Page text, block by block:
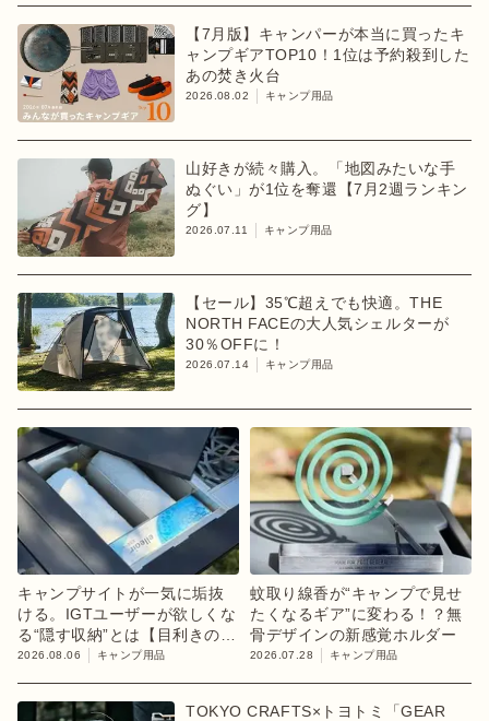
【7月版】キャンパーが本当に買ったキ
ャンプギアTOP10！1位は予約殺到した
あの焚き火台
2026.08.02 キャンプ用品
山好きが続々購入。「地図みたいな手
ぬぐい」が1位を奪還【7月2週ランキン
グ】
2026.07.11 キャンプ用品
【セール】35℃超えでも快適。THE
NORTH FACEの大人気シェルターが
30％OFFに！
2026.07.14 キャンプ用品
キャンプサイトが一気に垢抜
ける。IGTユーザーが欲しくな
る“隠す収納”とは【目利きのキ
ャンプギア】
2026.08.06 キャンプ用品
蚊取り線香が“キャンプで見せ
たくなるギア”に変わる！？無
骨デザインの新感覚ホルダー
2026.07.28 キャンプ用品
TOKYO CRAFTS×トヨトミ「GEAR